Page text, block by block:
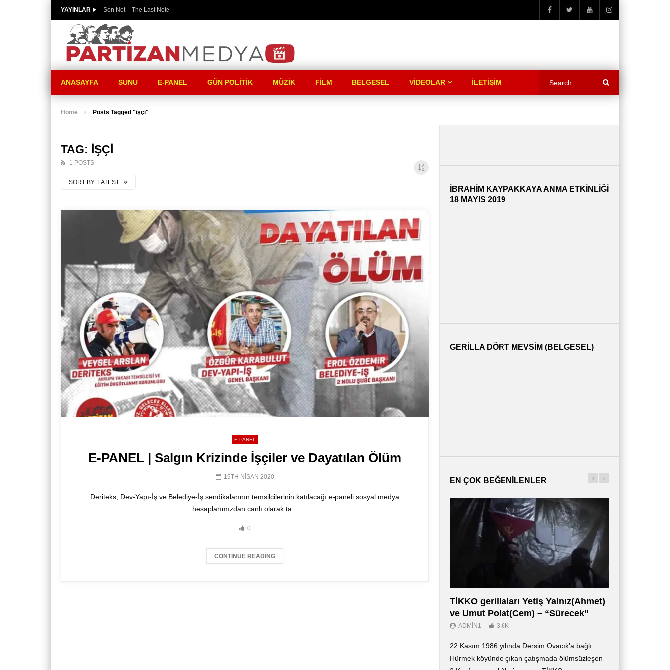
YAYINLAR Son Not – The Last Note
ANASAYFA SUNU E-PANEL GÜN POLITIK MÜZIK FILM BELGESEL VIDEOLAR İLETİŞİM
Home Posts Tagged "işçi"
TAG: IŞÇI
1 POSTS
SORT BY: LATEST
E-PANEL
‪E-PANEL | Salgın Krizinde İşçiler ve Dayatılan Ölüm‬
19TH NISAN 2020
Deriteks, Dev-Yapı-İş ve Belediye-İş sendikalarının temsilcilerinin katılacağı e-paneli sosyal medya
hesaplarımızdan canlı olarak ta...
0
CONTINUE READING
İBRAHİM KAYPAKKAYA ANMA ETKİNLİĞİ
18 MAYIS 2019
GERILLA DÖRT MEVSIM (BELGESEL)
EN ÇOK BEĞENILENLER
TİKKO gerillaları Yetiş Yalnız(Ahmet)
ve Umut Polat(Cem) – “Sürecek”
ADMIN1 3.6K
22 Kasım 1986 yılında Dersim Ovacık’a bağlı
Hürmek köyünde çıkan çatışmada ölümsüzleşen